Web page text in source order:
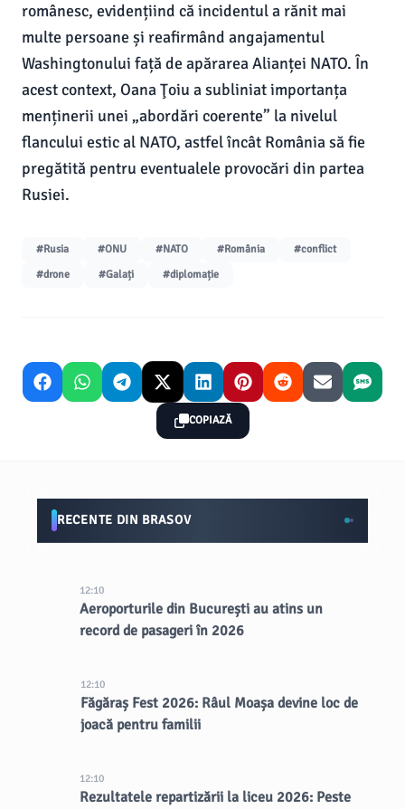
românesc, evidențiind că incidentul a rănit mai
multe persoane și reafirmând angajamentul
Washingtonului față de apărarea Alianței NATO. În
acest context, Oana Ţoiu a subliniat importanța
menținerii unei „abordări coerente” la nivelul
flancului estic al NATO, astfel încât România să fie
pregătită pentru eventualele provocări din partea
Rusiei.
#Rusia #ONU #NATO #România
#conflict
#drone
#Galați #diplomație
COPIAZĂ
RECENTE DIN BRASOV
12:10
Aeroporturile din București au atins un
record de pasageri în 2026
12:10
Făgăraș Fest 2026: Râul Moașa devine loc de
joacă pentru familii
12:10
Rezultatele repartizării la liceu 2026: Peste